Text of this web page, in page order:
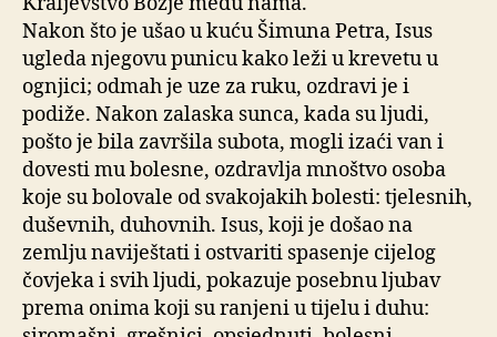
Nakon što je ušao u kuću Šimuna Petra, Isus
ugleda njegovu punicu kako leži u krevetu u
ognjici; odmah je uze za ruku, ozdravi je i
podiže. Nakon zalaska sunca, kada su ljudi,
pošto je bila završila subota, mogli izaći van i
dovesti mu bolesne, ozdravlja mnoštvo osoba
koje su bolovale od svakojakih bolesti: tjelesnih,
duševnih, duhovnih. Isus, koji je došao na
zemlju naviještati i ostvariti spasenje cijelog
čovjeka i svih ljudi, pokazuje posebnu ljubav
prema onima koji su ranjeni u tijelu i duhu: